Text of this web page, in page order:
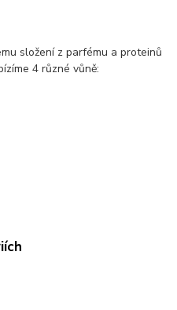
složení z parfému a proteinů
4 různé vůně: